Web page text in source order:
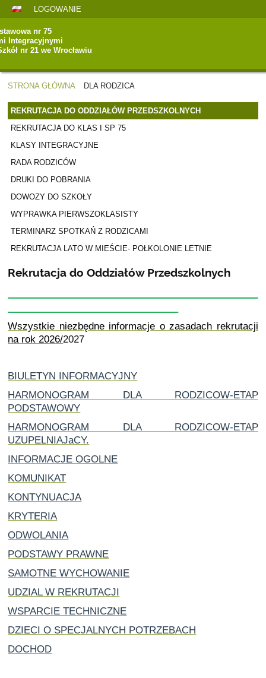
LOGOWANIE
nr 75
Integracyjnymi
nr 21 we Wrocławiu
STRONA GŁÓWNA DLA RODZICA
DLA
RODZICA
REKRUTACJA DO ODDZIAŁÓW PRZEDSZKOLNYCH
REKRUTACJA DO KLAS I SP 75
KLASY INTEGRACYJNE
RADA RODZICÓW
DRUKI DO POBRANIA
DOWOZY DO SZKOŁY
WYPRAWKA PIERWSZOKLASISTY
TERMINARZ SPOTKAŃ Z RODZICAMI
REKRUTACJA LATO W MIEŚCIE- POŁKOLONIE LETNIE
Rekrutacja do Oddziałów Przedszkolnych
Wszystkie niezbędne informacje o zasadach rekrutacji
na rok 2026/2027
BIULETYN INFORMACYJNY
HARMONOGRAM DLA RODZICOW-ETAP
PODSTAWOWY
HARMONOGRAM DLA RODZICOW-ETAP
UZUPELNIAJaCY.
INFORMACJE OGOLNE
KOMUNIKAT
KONTYNUACJA
KRYTERIA
ODWOLANIA
PODSTAWY PRAWNE
SAMOTNE WYCHOWANIE
UDZIAL W REKRUTACJI
WSPARCIE TECHNICZNE
DZIECI O SPECJALNYCH POTRZEBACH
DOCHOD